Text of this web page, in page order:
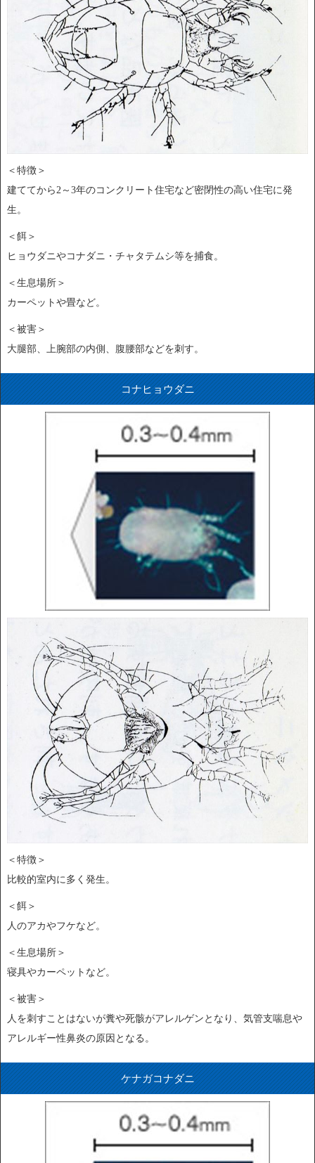
＜特徴＞
建ててから2～3年のコンクリート住宅など密閉性の高い住宅に発
生。
＜餌＞
ヒョウダニやコナダニ・チャタテムシ等を捕食。
＜生息場所＞
カーペットや畳など。
＜被害＞
大腿部、上腕部の内側、腹腰部などを刺す。
コナヒョウダニ
＜特徴＞
比較的室内に多く発生。
＜餌＞
人のアカやフケなど。
＜生息場所＞
寝具やカーペットなど。
＜被害＞
人を刺すことはないが糞や死骸がアレルゲンとなり、気管支喘息や
アレルギー性鼻炎の原因となる。
ケナガコナダニ